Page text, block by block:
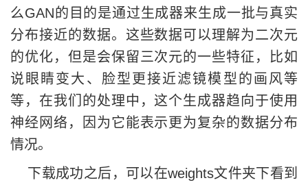
么GAN的目的是通过生成器来生成一批与真实
分布接近的数据。这些数据可以理解为二次元
的优化，但是会保留三次元的一些特征，比如
说眼睛变大、脸型更接近滤镜模型的画风等
等，在我们的处理中，这个生成器趋向于使用
神经网络，因为它能表示更为复杂的数据分布
情况。
下载成功之后，可以在weights文件夹下看到